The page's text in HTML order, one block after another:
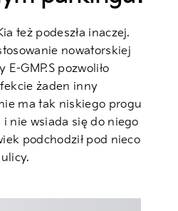
też podeszła inaczej.
nowatorskiej
GMP.S pozwoliło
żaden inny
ma tak niskiego progu
nie wsiada się do niego
podchodził pod nieco